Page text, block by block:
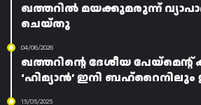
ഖത്തറിൽ മയക്കുമരുന്ന്
ചെയ്തു
04/06/2026
ഖത്തറിന്റെ ദേശീയ
‘ഹിമ്യാൻ’ ഇനി ബഹ്റൈനിലും
15/05/2025